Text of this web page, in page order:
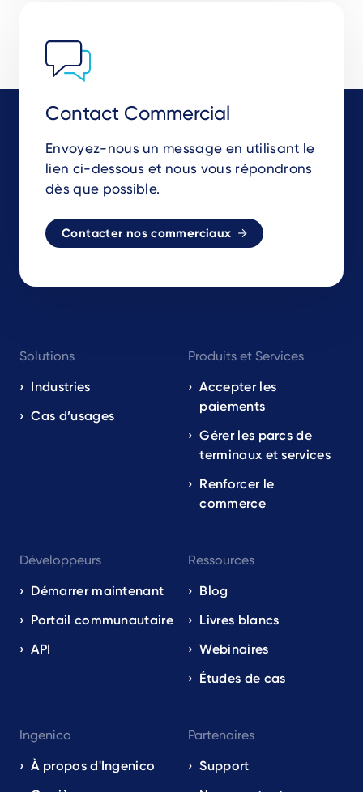
Contact Commercial
Envoyez-nous un message en utilisant le
lien ci-dessous et nous vous répondrons
dès que possible.
Contacter nos commerciaux
navigation
EN
Solutions
Industries
Cas d’usages
Produits et Services
Accepter les
paiements
Gérer les parcs de
terminaux et services
Renforcer le
commerce
Développeurs
Démarrer maintenant
Portail communautaire
API
Ressources
Blog
Livres blancs
Webinaires
Études de cas
Ingenico
À propos d'Ingenico
Partenaires
Support